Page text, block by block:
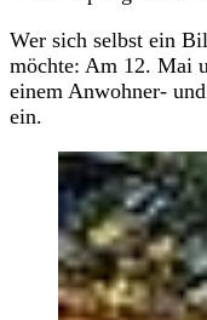
Wer sich selbst ein
möchte: Am 12. Mai
einem Anwohner-
ein.